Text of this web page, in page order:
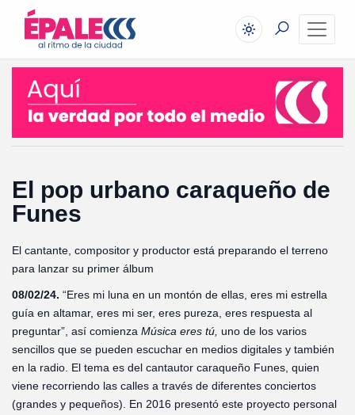
El pop urbano caraqueño de
Funes
El cantante, compositor y productor está preparando el terreno
para lanzar su primer álbum
08/02/24. “Eres mi luna en un montón de ellas, eres mi estrella
guía en altamar, eres mi ser, eres pureza, eres respuesta al
preguntar”, así comienza Música eres tú, uno de los varios
sencillos que se pueden escuchar en medios digitales y también
en la radio. El tema es del cantautor caraqueño Funes, quien
viene recorriendo las calles a través de diferentes conciertos
(grandes y pequeños). En 2016 presentó este proyecto personal